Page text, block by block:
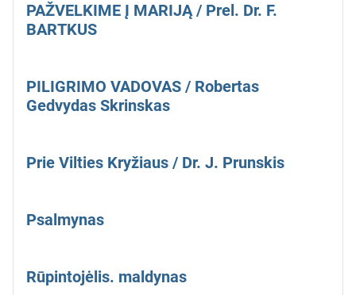
PAŽVELKIME Į MARIJĄ / Prel. Dr. F.
BARTKUS
PILIGRIMO VADOVAS / Robertas
Gedvydas Skrinskas
Prie Vilties Kryžiaus / Dr. J. Prunskis
Psalmynas
Rūpintojėlis. maldynas